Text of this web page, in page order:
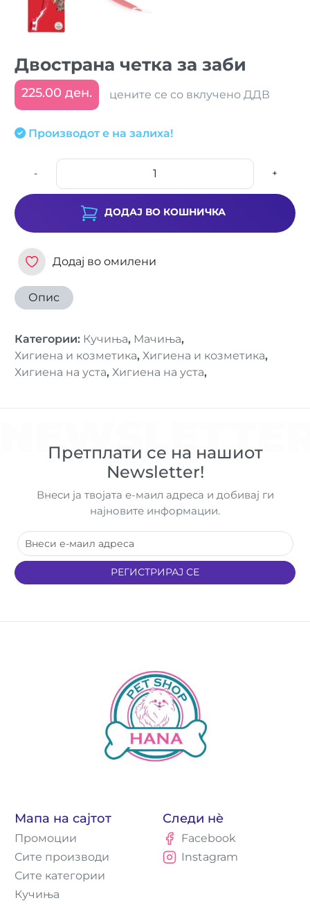
Двострана четка за заби
225.00 ден. цените се со вклучено ДДВ
Производот е на залиха!
- +
ДОДАЈ ВО КОШНИЧКА
Додај во омилени
Опис
Категории: Кучиња, Мачиња,
Хигиена и козметика, Хигиена и козметика,
Хигиена на уста, Хигиена на уста,
Претплати се на нашиот
Newsletter!
Внеси ја твојата е-маил адреса и добивај ги
најновите информации.
РЕГИСТРИРАЈ СЕ
Мапа на сајтот
Промоции
Сите производи
Сите категории
Кучиња
Следи нè
Facebook
Instagram